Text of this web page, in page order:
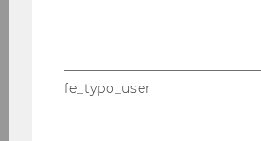
fe_typo_user